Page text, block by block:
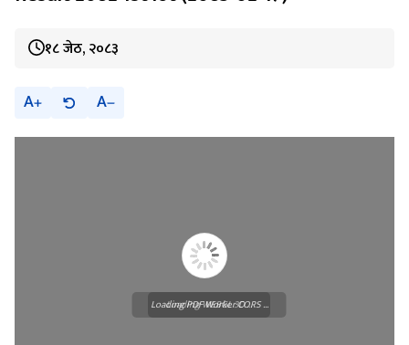
१८ जेठ, २०८३
A A
Loading WEBGL 3D ...
Loading PDF Worker CORS ...